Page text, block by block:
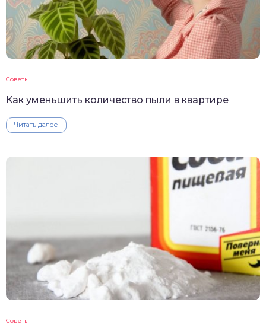
Советы
Как уменьшить количество пыли в квартире
Читать далее
Советы